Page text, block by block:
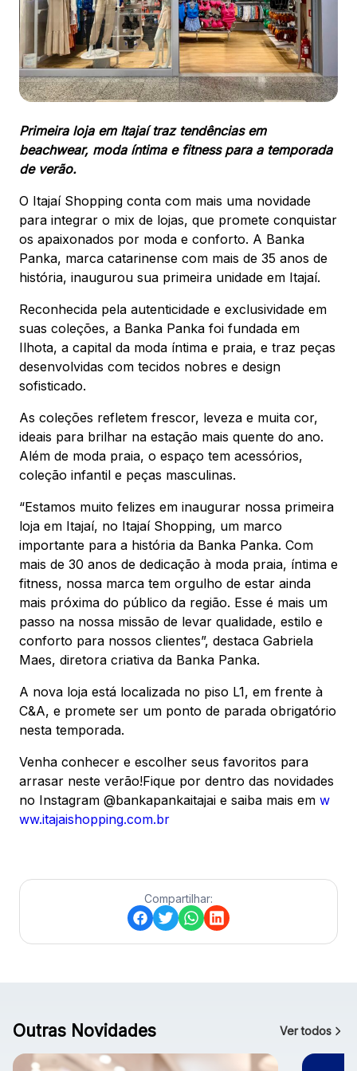
Ver local
Chamar Uber
CONTATO
(47) 3348-4609
Comodidades Eventos Cinema
Vitrine virtual
Primeira loja em Itajaí traz tendências em
beachwear, moda íntima e fitness para a temporada
de verão.
O Itajaí Shopping conta com mais uma novidade
para integrar o mix de lojas, que promete conquistar
os apaixonados por moda e conforto. A Banka
Panka, marca catarinense com mais de 35 anos de
história, inaugurou sua primeira unidade em Itajaí.
Reconhecida pela autenticidade e exclusividade em
suas coleções, a Banka Panka foi fundada em
Ilhota, a capital da moda íntima e praia, e traz peças
desenvolvidas com tecidos nobres e design
sofisticado.
As coleções refletem frescor, leveza e muita cor,
ideais para brilhar na estação mais quente do ano.
Além de moda praia, o espaço tem acessórios,
coleção infantil e peças masculinas.
“Estamos muito felizes em inaugurar nossa primeira
loja em Itajaí, no Itajaí Shopping, um marco
importante para a história da Banka Panka. Com
mais de 30 anos de dedicação à moda praia, íntima e
fitness, nossa marca tem orgulho de estar ainda
mais próxima do público da região. Esse é mais um
passo na nossa missão de levar qualidade, estilo e
conforto para nossos clientes”, destaca Gabriela
Maes, diretora criativa da Banka Panka.
A nova loja está localizada no piso L1, em frente à
C&A, e promete ser um ponto de parada obrigatório
nesta temporada.
Venha conhecer e escolher seus favoritos para
arrasar neste verão!Fique por dentro das novidades
no Instagram @bankapankaitajai e saiba mais em w
ww.itajaishopping.com.br
Compartilhar:
Outras Novidades Ver todos